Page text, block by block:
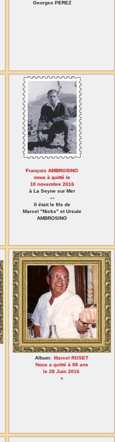
Georges PEREZ
François AMBROSINO
nous à quitté le
10 novembre 2016
à La Seyne sur Mer
---
Il était le fils de
Marcel "Nicks" et Ursule
AMBROSINO
Album: Marcel ROSET
Nous a quitté à 88 ans
le 28 Juin 2016
*